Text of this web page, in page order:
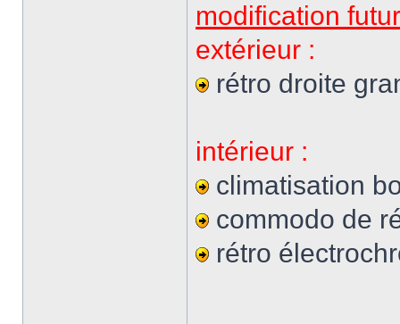
modification
extérieur :
rétro droite
intérieur :
climatisation
commodo de
rétro